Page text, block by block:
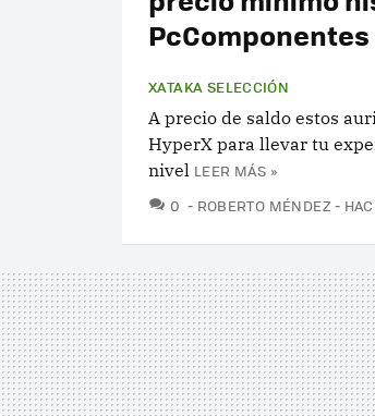
PcComponentes
XATAKA SELECCIÓN
A precio de saldo estos
HyperX para llevar tu
nivel LEER MÁS »
0 COMENTARIOS
ROBERTO MÉNDEZ